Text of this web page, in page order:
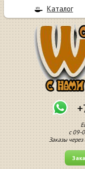
с 09-
Заказы
Каталог